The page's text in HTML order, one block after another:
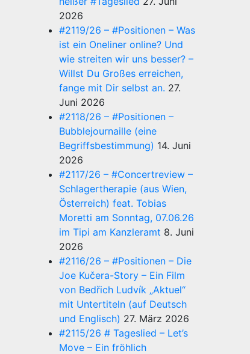
2026
#2119/26 – #Positionen – Was
ist ein Oneliner online? Und
wie streiten wir uns besser? –
Willst Du Großes erreichen,
fange mit Dir selbst an. 27.
Juni 2026
#2118/26 – #Positionen –
Bubblejournaille (eine
Begriffsbestimmung) 14. Juni
2026
#2117/26 – #Concertreview –
Schlagertherapie (aus Wien,
Österreich) feat. Tobias
Moretti am Sonntag, 07.06.26
im Tipi am Kanzleramt 8. Juni
2026
#2116/26 – #Positionen – Die
Joe Kučera-Story – Ein Film
von Bedřich Ludvík „Aktuel“
mit Untertiteln (auf Deutsch
und Englisch) 27. März 2026
#2115/26 # Tageslied – Let’s
Move – Ein fröhlich